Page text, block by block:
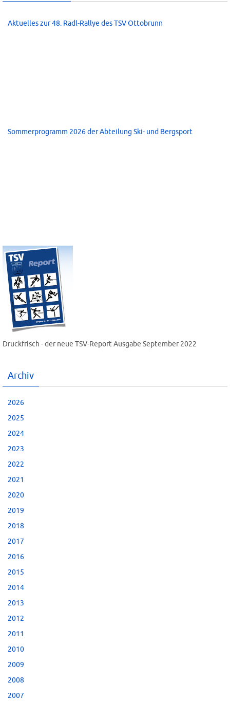
Aktuelles zur 48. Radl-Rallye des TSV Ottobrunn
Sommerprogramm 2026 der Abteilung Ski- und Bergsport
Druckfrisch - der neue TSV-Report Ausgabe September 2022
Archiv
2026
2025
2024
2023
2022
2021
2020
2019
2018
2017
2016
2015
2014
2013
2012
2011
2010
2009
2008
2007